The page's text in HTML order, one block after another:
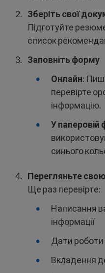
Зберіть свої
Підготуйте
список
Заповніть форму
Онлайн:
перевірте
інформацію.
У паперовій
синього
Перегляньте
Ще раз перевірте:
Написання
інформації
Дати
Вкладення